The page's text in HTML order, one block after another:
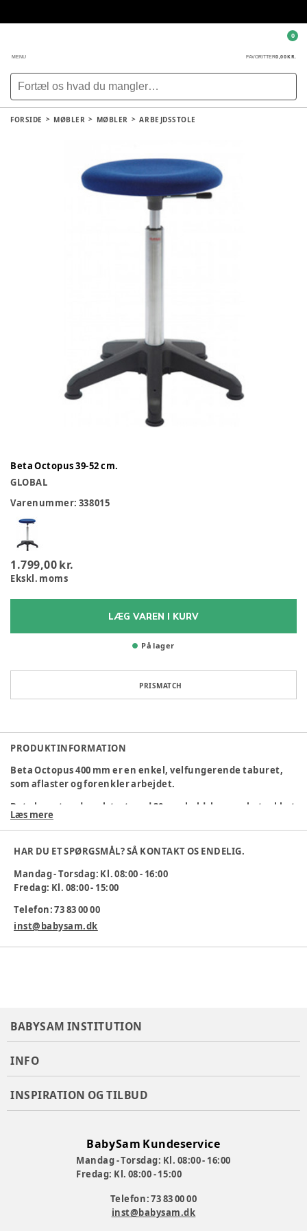
MENU FAVORITTER0,00 KR.
0
FORSIDE MØBLER MØBLER ARBEJDSSTOLE
Beta Octopus 39-52 cm.
GLOBAL
Varenummer: 338015
1.799,00 kr.
Ekskl. moms
LÆG VAREN I KURV
På lager
PRISMATCH
PRODUKTINFORMATION
Beta Octopus 400 mm er en enkel, velfungerende taburet,
som aflaster og forenkler arbejdet.
Beta har et sæde polstret med 30 mm koldskum og betrukket
med stof, som er behagelig og giver optimal siddekomfort.
Sædediameter: 36 cm. Denne stol er med 400 mm octopus
base og glidesko.
39-52 cm.
Varenummer:338015
Læs mere
HAR DU ET SPØRGSMÅL? SÅ KONTAKT OS ENDELIG.
Mandag - Torsdag: Kl. 08:00 - 16:00
Fredag: Kl. 08:00 - 15:00
Telefon: 73 83 00 00
inst@babysam.dk
BABYSAM INSTITUTION
INFO
INSPIRATION OG TILBUD
BabySam Kundeservice
Mandag - Torsdag: Kl. 08:00 - 16:00
Fredag: Kl. 08:00 - 15:00
Telefon: 73 83 00 00
inst@babysam.dk